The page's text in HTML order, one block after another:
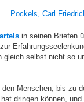
Pockels, Carl
in seinen Briefen
gleich selbst nicht so
Menschen, bis zu
dringen können,